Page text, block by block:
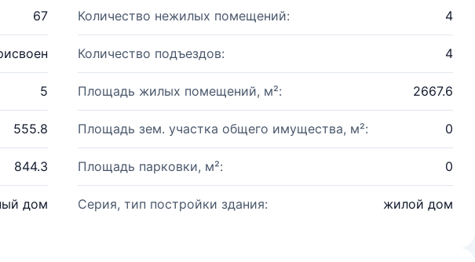
67 Количество нежилых помещений: 4
Количество подъездов: 4
5 Площадь жилых помещений, м²: 2667.6
555.8 Площадь зем. участка общего имущества, м²: 0
844.3 Площадь парковки, м²: 0
дом Серия, тип постройки здания: жилой дом